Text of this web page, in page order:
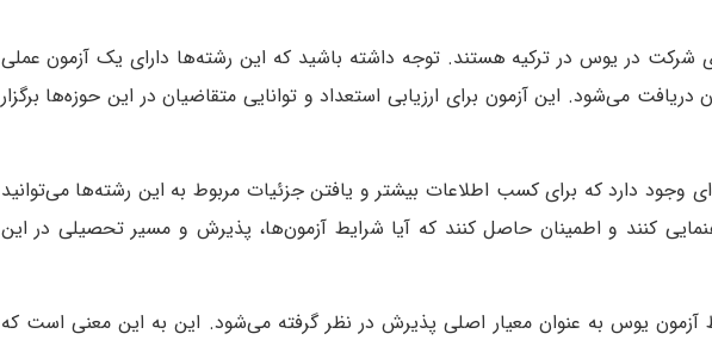
در یوس در ترکیه هستند. توجه داشته باشید که این رشته‌ها دارای یک آزمون عملی
می‌شود. این آزمون برای ارزیابی استعداد و توانایی متقاضیان در این حوزه‌ها برگزار
وجود دارد که برای کسب اطلاعات بیشتر و یافتن جزئیات مربوط به این رشته‌ها می‌توانید
کنند و اطمینان حاصل کنند که آیا شرایط آزمون‌ها، پذیرش و مسیر تحصیلی در این
یوس به عنوان معیار اصلی پذیرش در نظر گرفته می‌شود. این به این معنی است که